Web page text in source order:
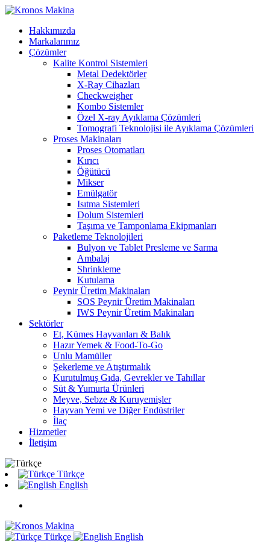
Hakkımızda
Markalarımız
Çözümler
Kalite Kontrol Sistemleri
Metal Dedektörler
X-Ray Cihazları
Checkweigher
Kombo Sistemler
Özel X-ray Ayıklama Çözümleri
Tomografi Teknolojisi ile Ayıklama Çözümleri
Proses Makinaları
Proses Otomatları
Kırıcı
Öğütücü
Mikser
Emülgatör
Isıtma Sistemleri
Dolum Sistemleri
Taşıma ve Tamponlama Ekipmanları
Paketleme Teknolojileri
Bulyon ve Tablet Presleme ve Sarma
Ambalaj
Shrinkleme
Kutulama
Peynir Üretim Makinaları
SOS Peynir Üretim Makinaları
IWS Peynir Üretim Makinaları
Sektörler
Et, Kümes Hayvanları & Balık
Hazır Yemek & Food-To-Go
Unlu Mamüller
Şekerleme ve Atıştırmalık
Kurutulmuş Gıda, Gevrekler ve Tahıllar
Süt & Yumurta Ürünleri
Meyve, Sebze & Kuruyemişler
Hayvan Yemi ve Diğer Endüstriler
İlaç
Hizmetler
İletişim
Türkçe
English
Türkçe English